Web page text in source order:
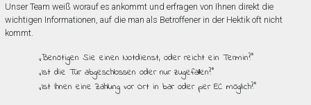
Unser Team weiß worauf es ankommt und erfragen von Ihnen direkt die
wichtigen Informationen, auf die man als Betroffener in der Hektik oft nicht
kommt.
„Benötigen Sie einen Notdienst, oder reicht ein Termin?”
„Ist die Tür abgeschlossen oder nur zugefallen?”
„Ist Ihnen eine Zahlung vor Ort in bar oder per EC möglich?”